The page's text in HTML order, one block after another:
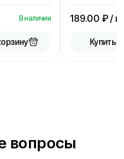
В наличии 189.00 ₽ /
Купить в
вопросы